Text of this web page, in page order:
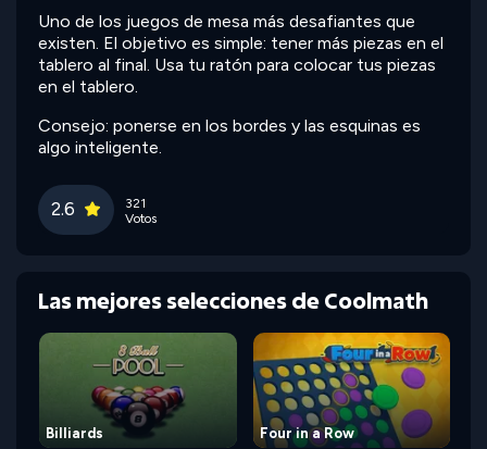
Uno de los juegos de mesa más desafiantes que
existen. El objetivo es simple: tener más piezas en el
tablero al final. Usa tu ratón para colocar tus piezas
en el tablero.
Consejo: ponerse en los bordes y las esquinas es
algo inteligente.
2.6
321
Votos
Las mejores selecciones de Coolmath
Billiards Four in a Row